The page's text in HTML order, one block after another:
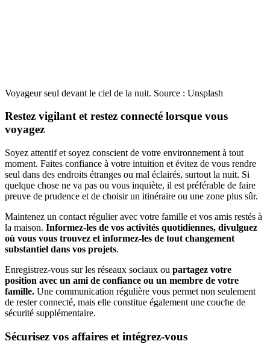
Voyageur seul devant le ciel de la nuit. Source : Unsplash
Restez vigilant et restez connecté lorsque vous
voyagez
Soyez attentif et soyez conscient de votre environnement à tout
moment. Faites confiance à votre intuition et évitez de vous rendre
seul dans des endroits étranges ou mal éclairés, surtout la nuit. Si
quelque chose ne va pas ou vous inquiète, il est préférable de faire
preuve de prudence et de choisir un itinéraire ou une zone plus sûr.
Maintenez un contact régulier avec votre famille et vos amis restés à
la maison. Informez-les de vos activités quotidiennes, divulguez
où vous vous trouvez et informez-les de tout changement
substantiel dans vos projets.
Enregistrez-vous sur les réseaux sociaux ou partagez votre
position avec un ami de confiance ou un membre de votre
famille. Une communication régulière vous permet non seulement
de rester connecté, mais elle constitue également une couche de
sécurité supplémentaire.
Sécurisez vos affaires et intégrez-vous